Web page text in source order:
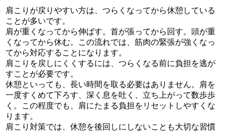
肩こりが戻りやすい方は、つらくなってから休憩している
ことが多いです。
肩が重くなってから伸ばす。首が張ってから回す。頭が重
くなってから休む。この流れでは、筋肉の緊張が強くなっ
てから対応することになります。
肩こりを戻しにくくするには、つらくなる前に負担を逃が
すことが必要です。
休憩といっても、長い時間を取る必要はありません。肩を
一度すくめて下ろす、深く息を吐く、立ち上がって数歩歩
く。この程度でも、肩にたまる負担をリセットしやすくな
ります。
肩こり対策では、休憩を後回しにしないことも大切な習慣